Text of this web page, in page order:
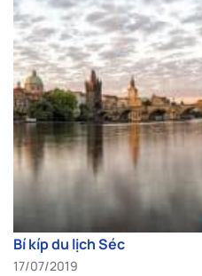
Bí kíp du lịch Séc
17/07/2019